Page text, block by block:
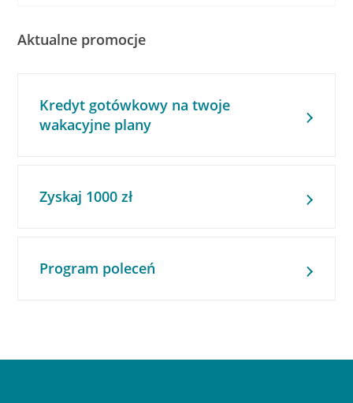
Aktualne promocje
Kredyt gotówkowy na twoje
wakacyjne plany
Zyskaj 1000 zł
Program poleceń